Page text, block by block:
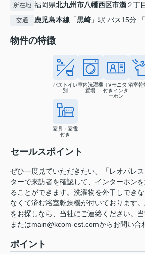
所在地 福岡県北九州市八幡西区市瀬２丁
交通 鹿児島本線 「黒崎 」駅 バス15分
物件の特徴
バストイレ
別
室内洗濯機
置場
TVモニタ
付きインタ
ーホン
浴室乾
家具・家電
付き
セールスポイント
ぜひ一度見ていただきたい、「レオパレ
ターで来訪者を確認して、インターホン
ることができます。洗濯物を外干しでき
なくて済む浴室乾燥機が付いております
をお探しなら、当社にご連絡ください。
またはmain@kcom-est.comからお問い合
ポイント